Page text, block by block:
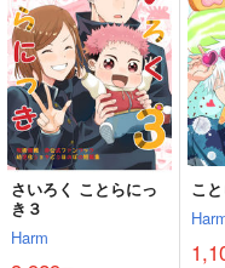
Harm
3,929円（税込）
五条悟×虎杖悠仁
サンプル
作品詳細
五
さいろく ことらにっ
き３
Harm
こ